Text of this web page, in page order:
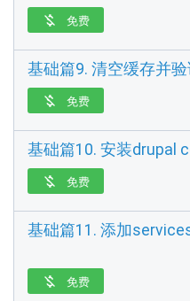
 免费
基础篇9. 清空缓存并
 免费
基础篇10. 安装drupal
 免费
基础篇11. 添加
 免费